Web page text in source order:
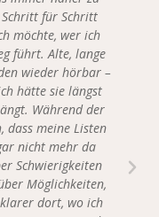
für Schritt
möchte, wer ich
führt. Alte, lange
wieder hörbar –
hätte sie längst
Während der
dass meine Listen
nicht mehr da
Schwierigkeiten
Möglichkeiten,
dort, wo ich